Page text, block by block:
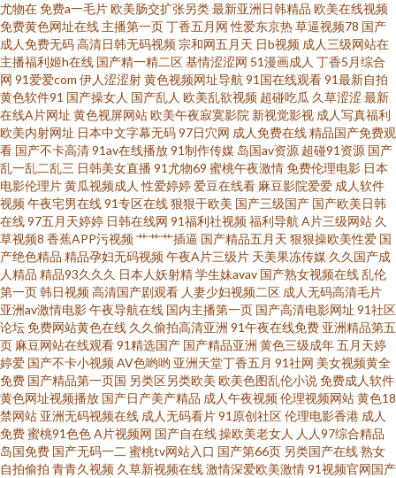
丝袜足交网站在线观看 91性福 九热AV 亚洲aa 91视频线上网站 国产自拍第6
页 91黄免费版 激情婷婷在线 尤物日干日干日本干 AV网站免费在线观看 大香
蕉视频 人妻资源站97 丝瓜网站 午夜精品九九 日韩成人片亚洲天堂 欧美日韩
麻 日本岛国大片 97久久资源 男人天堂网av五月天 91撸电影 久久资源国产 久
久a久久 91喷浆白丝 欧美日韩黄色网 婷婷激情进入 狼人干综合色网 影音先锋
人妻站 91精品国产综合蜜臀 91诱惑福利视频 中文字幕37页 草莓视频黄在线
观看 人妻都市超碰 国标一级9精品999 在线观看污 国产精品在线91 色哟哟欧
美专区 91素人网 老师机午夜福利Av 91成人社区电影 成人看片51 亚洲久草网
第一福利社区av 四虎AV电影 91唐先生探花视频观看 欧美sss首页 亚州欧美
日韩av123区 91色女 亚洲AV人人妻人人操 东方av最新网址 成人网久久 影音
先锋AV色 91网站视频播放 91在线观看狼友 日韩A级一级 日韩无码地址一地
尤物在免费a一毛片欧美肠交扩张另类最新亚洲日韩精品 欧美在线视频
免费黄色网址在线 主播第一页丁香五月网 性爱东京热草逼视频78 国产
成人免费无码高清日韩无码视频 宗和网五月天 日b视频 成人三级网站在
主播福利姬h在线 国产精一精二区基情涩涩网 51漫画成人 丁香5月综合
网 91爱爱com 伊人涩涩射黄色视频网址导航 91国在线观看91最新自拍
黄色软件91 国产操女人 国产乱人 欧美乱欲视频 超碰吃瓜 久草涩涩 最新
在线A片网址 黄色视屏网站欧美午夜寂寞影院 新视觉影视 成人写真福利
欧美内射网址 日本中文字幕无码97日穴网 成人免费在线精品国产免费观
看 国产不卡高清91av在线播放91制作传媒 岛国av资源 超碰91资源 国产
乱一乱二乱三 日韩美女直播91尤物69 蜜桃午夜激情免费伦理电影 日本
电影伦理片黄瓜视频成人 性爱婷婷爱豆在线看 麻豆影院爱爱 成人软件
视频午夜宅男在线91专区在线狠狠干欧美 国产三级国产 国产欧美日韩
在线97五月天婷婷 日韩在线网 91福利社视频福利导航 A片三级网站 久
草视频8 香蕉APP污视频艹艹艹插逼 国产精品五月天 狠狠操欧美性爱 国
产绝色精品 精品孕妇无码视频午夜A片三级片 天美果冻传媒 久久国产成
人精品 精品93久久久 日本人妖射精学生妹avav 国产熟女视频在线乱伦
第一页韩日视频高清国产剧观看 人妻少妇视频二区 成人无码高清毛片
亚洲av激情电影午夜导航在线 国内主播第一页 国产高清电影网址 91社区
论坛免费网站黄色在线 久久偷拍高清亚洲 91午夜在线免费 亚洲精品第五
页 麻豆网站在线观看91精选国产 国产精品亚洲 黄色三级成年五月天婷
婷爱 国产不卡小视频AV色哟哟 亚洲天堂丁香五月 91社网 美女视频黄全
免费 国产精品第一页国 另类区另类欧美 欧美色图乱伦小说免费成人软件
黄色网址视频播放 国产日产美产精品 成人午夜视频伦理视频网站黄色18
禁网站 亚洲无码视频在线 成人无码看片91原创社区伦理电影香港 成人
免费蜜桃91色色A片视频网 国产自在线操欧美老女人 人人97综合精品
岛国免费 国产无码一二 蜜桃tv网站入口 国产第66页 另类国产在线熟女
自拍偷拍 青青久视频 久草新视频在线激情深爱欧美激情91视频官网国产